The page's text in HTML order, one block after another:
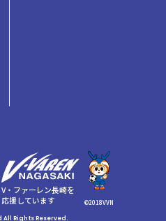
V・ファーレン長崎を
応援しています
©2018VVN
All Rights Reserved.